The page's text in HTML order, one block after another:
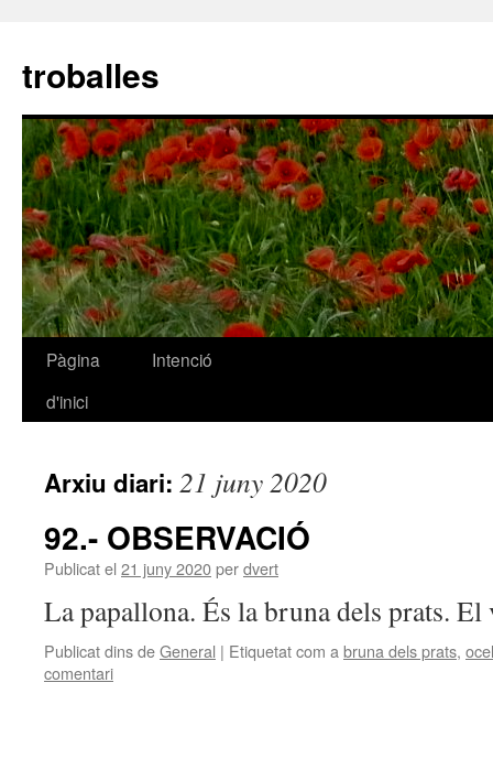
troballes
Vés
Pàgina
d'inici
Intenció
Arxiu diari: 21 juny 2020
92.- OBSERVACIÓ
Publicat el 21 juny 2020perdvert
La papallona. És la bruna dels prats. El
Publicat dins deGeneral | Etiquetat com a bruna dels prats,
comentari